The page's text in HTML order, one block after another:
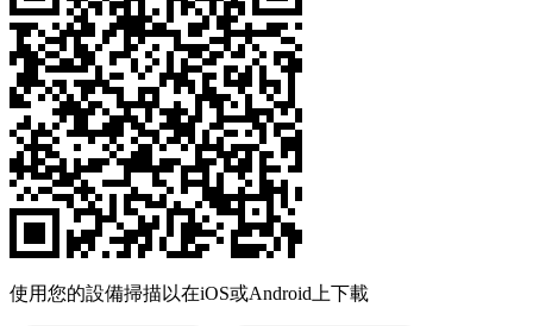
使用您的設備掃描以在iOS或Android上下載